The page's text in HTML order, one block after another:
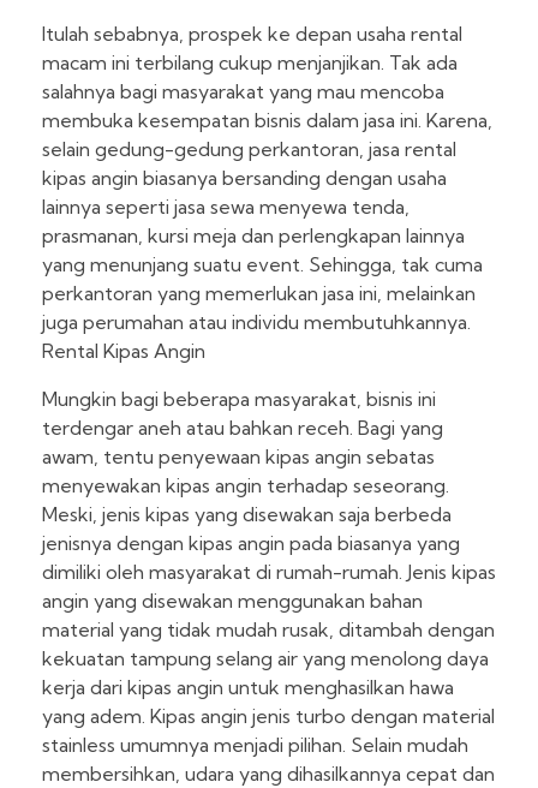
Itulah sebabnya, prospek ke depan usaha rental
macam ini terbilang cukup menjanjikan. Tak ada
salahnya bagi masyarakat yang mau mencoba
membuka kesempatan bisnis dalam jasa ini. Karena,
selain gedung-gedung perkantoran, jasa rental
kipas angin biasanya bersanding dengan usaha
lainnya seperti jasa sewa menyewa tenda,
prasmanan, kursi meja dan perlengkapan lainnya
yang menunjang suatu event. Sehingga, tak cuma
perkantoran yang memerlukan jasa ini, melainkan
juga perumahan atau individu membutuhkannya.
Rental Kipas Angin
Mungkin bagi beberapa masyarakat, bisnis ini
terdengar aneh atau bahkan receh. Bagi yang
awam, tentu penyewaan kipas angin sebatas
menyewakan kipas angin terhadap seseorang.
Meski, jenis kipas yang disewakan saja berbeda
jenisnya dengan kipas angin pada biasanya yang
dimiliki oleh masyarakat di rumah-rumah. Jenis kipas
angin yang disewakan menggunakan bahan
material yang tidak mudah rusak, ditambah dengan
kekuatan tampung selang air yang menolong daya
kerja dari kipas angin untuk menghasilkan hawa
yang adem. Kipas angin jenis turbo dengan material
stainless umumnya menjadi pilihan. Selain mudah
membersihkan, udara yang dihasilkannya cepat dan